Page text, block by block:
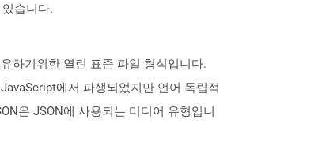
습니다.
하기위한 열린 표준 파일 형식입니다.
에서 파생되었지만 언어 독립적
은 JSON에 사용되는 미디어 유형입니